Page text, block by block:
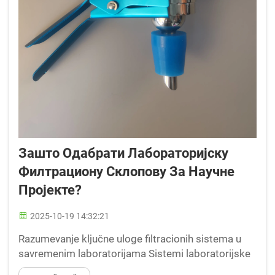
Зашто Одабрати Лабораторијску
Филтрациону Склопову За Научне
Пројекте?
2025-10-19 14:32:21
Razumevanje ključne uloge filtracionih sistema u
savremenim laboratorijama Sistemi laboratorijske
filtracione instalacije predstavljaju osnovu naučnih